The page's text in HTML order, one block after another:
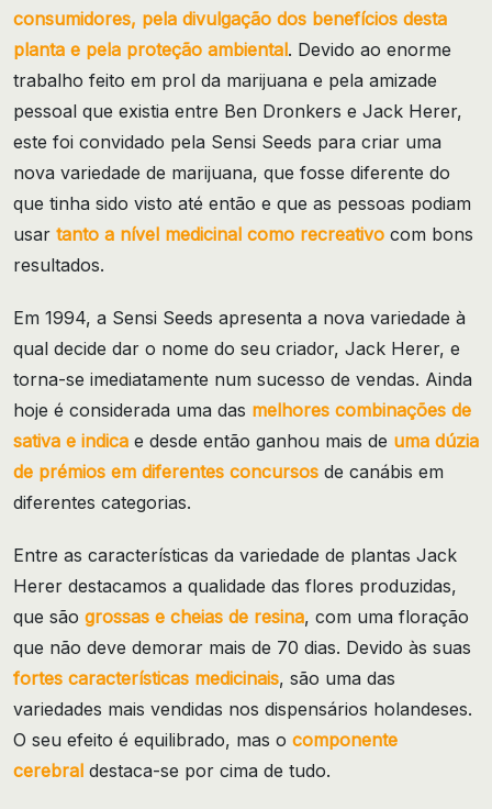
consumidores, pela divulgação dos benefícios desta
planta e pela proteção ambiental. Devido ao enorme
trabalho feito em prol da marijuana e pela amizade
pessoal que existia entre Ben Dronkers e Jack Herer,
este foi convidado pela Sensi Seeds para criar uma
nova variedade de marijuana, que fosse diferente do
que tinha sido visto até então e que as pessoas podiam
usar tanto a nível medicinal como recreativo com bons
resultados.
Em 1994, a Sensi Seeds apresenta a nova variedade à
qual decide dar o nome do seu criador, Jack Herer, e
torna-se imediatamente num sucesso de vendas. Ainda
hoje é considerada uma das melhores combinações de
sativa e indica e desde então ganhou mais de uma dúzia
de prémios em diferentes concursos de canábis em
diferentes categorias.
Entre as características da variedade de plantas Jack
Herer destacamos a qualidade das flores produzidas,
que são grossas e cheias de resina, com uma floração
que não deve demorar mais de 70 dias. Devido às suas
fortes características medicinais, são uma das
variedades mais vendidas nos dispensários holandeses.
O seu efeito é equilibrado, mas o componente
cerebral destaca-se por cima de tudo.